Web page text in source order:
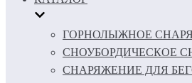
ГОРНОЛЫЖНОЕ
СНОУБОРДИЧЕСКОЕ
СНАРЯЖЕНИЕ ДЛЯ